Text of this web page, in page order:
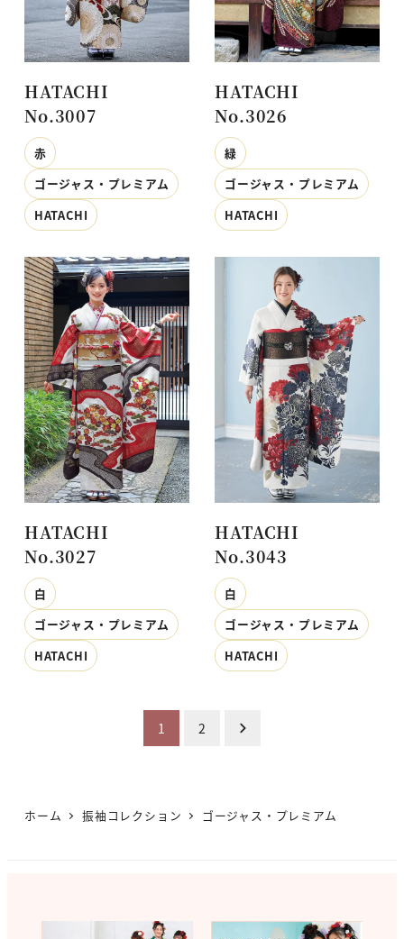
HATACHI
No.3007
赤
ゴージャス・プレミアム
HATACHI
HATACHI
No.3026
緑
ゴージャス・プレミアム
HATACHI
HATACHI
No.3027
白
ゴージャス・プレミアム
HATACHI
HATACHI
No.3043
白
ゴージャス・プレミアム
HATACHI
1 2
ホーム 振袖コレクション ゴージャス・プレミアム